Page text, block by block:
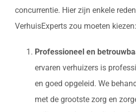
concurrentie. Hier zijn enkele
VerhuisExperts zou moeten kiezen:
Professioneel en
ervaren verhuizers is
en goed opgeleid. We
met de grootste zorg en